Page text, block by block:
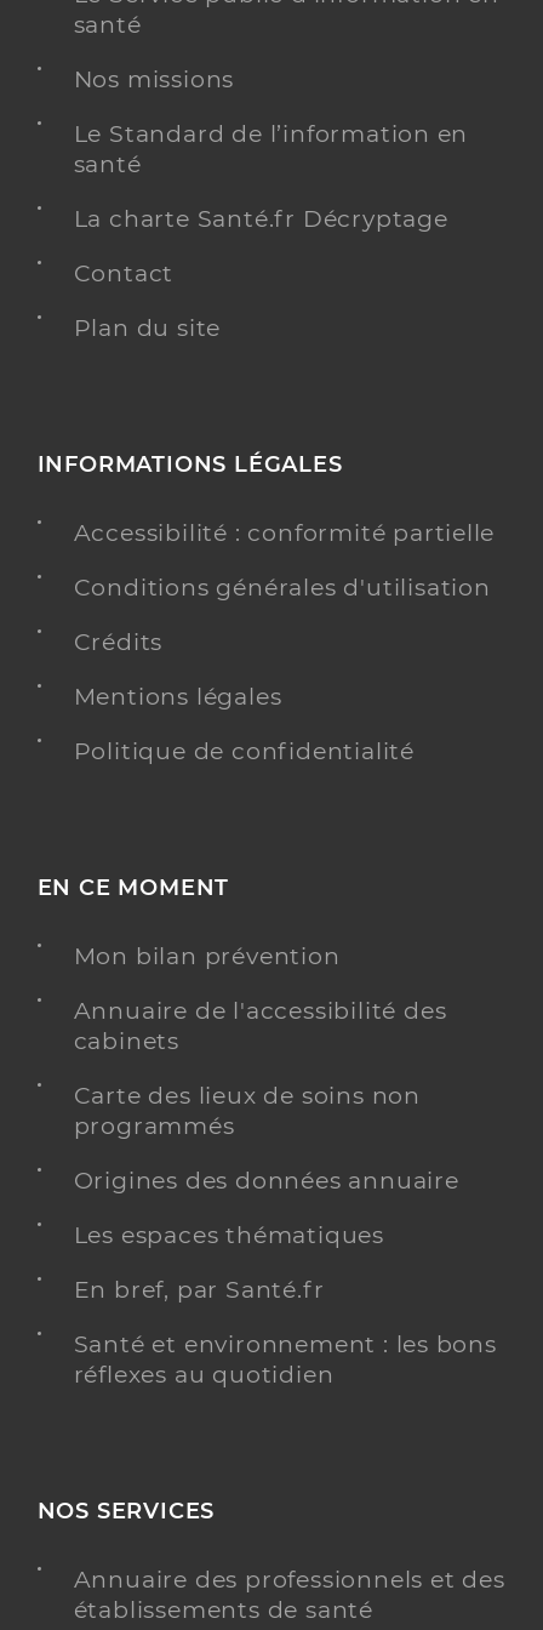
Ehpad st sacrement - perpignan
âgées dépendantes
Etablissement de soins
Téléphone
0468511011
âgées dépendantes
Etablissement de soins
Voir l’offre identifiée
Adresse
16 Cours Lazare Escarguel, 66000 Perpignan
Téléphone
0468351500
Ehpad croix rouge francaise fondation
Etablissement d'hébergement pour personnes
âgées dépendantes
Etablissement de soins
Voir l’offre identifiée
2384 Chemin de la Fossella (VC 15), 66000
Perpignan
Ehpad le ruban d'argent - pia
Etablissement d'hébergement pour personnes
Etablissement de soins
Adresse
Chemin de la Poudriere, 66380 Pia
santé
Nos missions
Le Standard de l’information en
santé
La charte Santé.fr Décryptage
Contact
Plan du site
INFORMATIONS LÉGALES
Accessibilité : conformité partielle
Conditions générales d'utilisation
Crédits
Mentions légales
Politique de confidentialité
EN CE MOMENT
Mon bilan prévention
Annuaire de l'accessibilité des
cabinets
Carte des lieux de soins non
programmés
Origines des données annuaire
Les espaces thématiques
En bref, par Santé.fr
Santé et environnement : les bons
réflexes au quotidien
NOS SERVICES
Annuaire des professionnels et des
établissements de santé